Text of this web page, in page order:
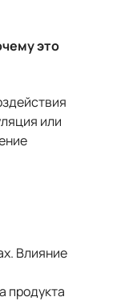
это
или
Влияние
продукта